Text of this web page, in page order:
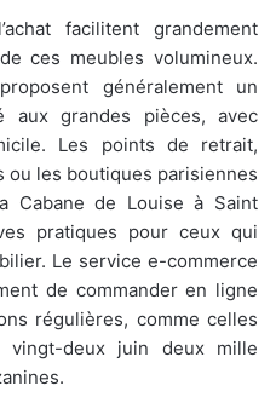
facilitent grandement
ces meubles volumineux.
généralement un
aux grandes pièces, avec
Les points de retrait,
ou les boutiques parisiennes
Cabane de Louise à Saint
pratiques pour ceux qui
Le service e-commerce
de commander en ligne
régulières, comme celles
vingt-deux juin deux mille